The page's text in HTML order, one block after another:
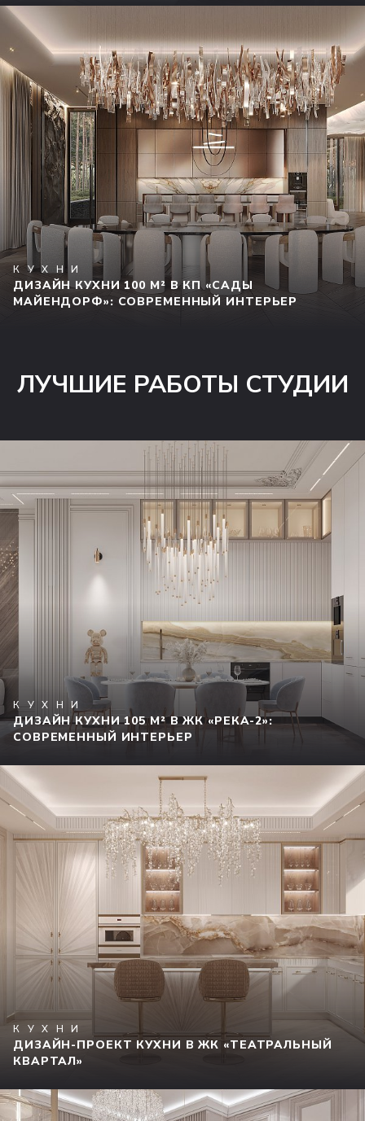
КУХНИ
ДИЗАЙН КУХНИ 100 М² В КП «САДЫ
МАЙЕНДОРФ»: СОВРЕМЕННЫЙ ИНТЕРЬЕР
ЛУЧШИЕ РАБОТЫ СТУДИИ
КУХНИ
ДИЗАЙН КУХНИ 105 М² В ЖК «РЕКА-2»:
СОВРЕМЕННЫЙ ИНТЕРЬЕР
КУХНИ
ДИЗАЙН-ПРОЕКТ КУХНИ В ЖК «ТЕАТРАЛЬНЫЙ
КВАРТАЛ»